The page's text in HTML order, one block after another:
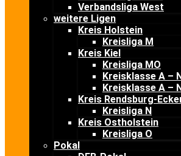
Verbandsliga West
weitere Ligen
Kreis Holstein
Kreisliga M
Kreis Kiel
Kreisliga MO
Kreisklasse A –
Kreisklasse A –
Kreis Rendsburg-
Kreisliga N
Kreis Ostholstein
Kreisliga O
Pokal